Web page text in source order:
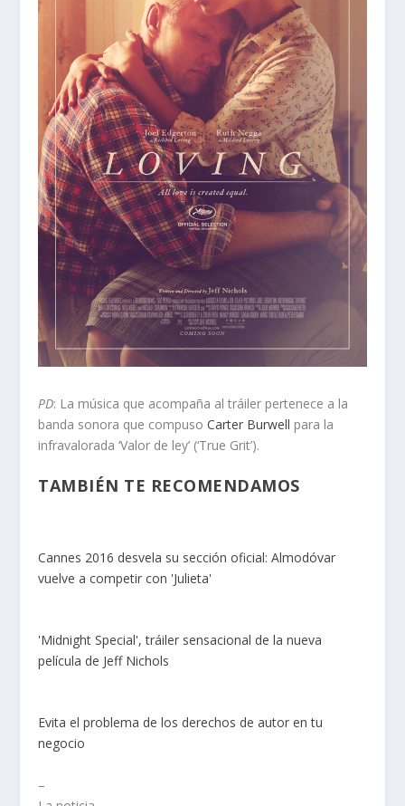
PD: La música que acompaña al tráiler pertenece a la
banda sonora que compusoCarter Burwell para la
infravalorada ‘Valor de ley’ (‘True Grit’).
TAMBIÉN TE RECOMENDAMOS
Cannes 2016 desvela su sección oficial: Almodóvar
vuelve a competir con 'Julieta'
'Midnight Special', tráiler sensacional de la nueva
película de Jeff Nichols
Evita el problema de los derechos de autor en tu
negocio
–